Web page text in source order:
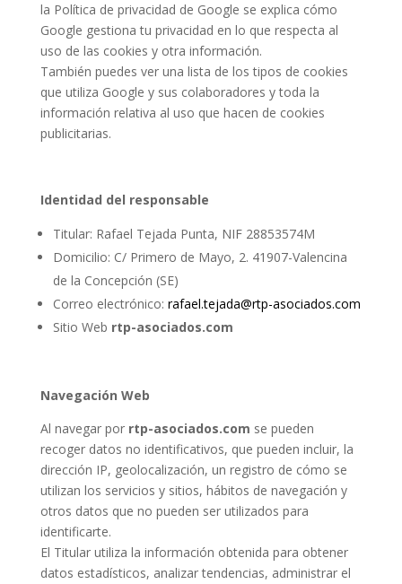
la Política de privacidad de Google se explica cómo
Google gestiona tu privacidad en lo que respecta al
uso de las cookies y otra información.
También puedes ver una lista de los tipos de cookies
que utiliza Google y sus colaboradores y toda la
información relativa al uso que hacen de cookies
publicitarias.
Identidad del responsable
Titular: Rafael Tejada Punta, NIF 28853574M
Domicilio: C/ Primero de Mayo, 2. 41907-Valencina
de la Concepción (SE)
Correo electrónico: rafael.tejada@rtp-asociados.com
Sitio Web rtp-asociados.com
Navegación Web
Al navegar por rtp-asociados.com se pueden
recoger datos no identificativos, que pueden incluir, la
dirección IP, geolocalización, un registro de cómo se
utilizan los servicios y sitios, hábitos de navegación y
otros datos que no pueden ser utilizados para
identificarte.
El Titular utiliza la información obtenida para obtener
datos estadísticos, analizar tendencias, administrar el